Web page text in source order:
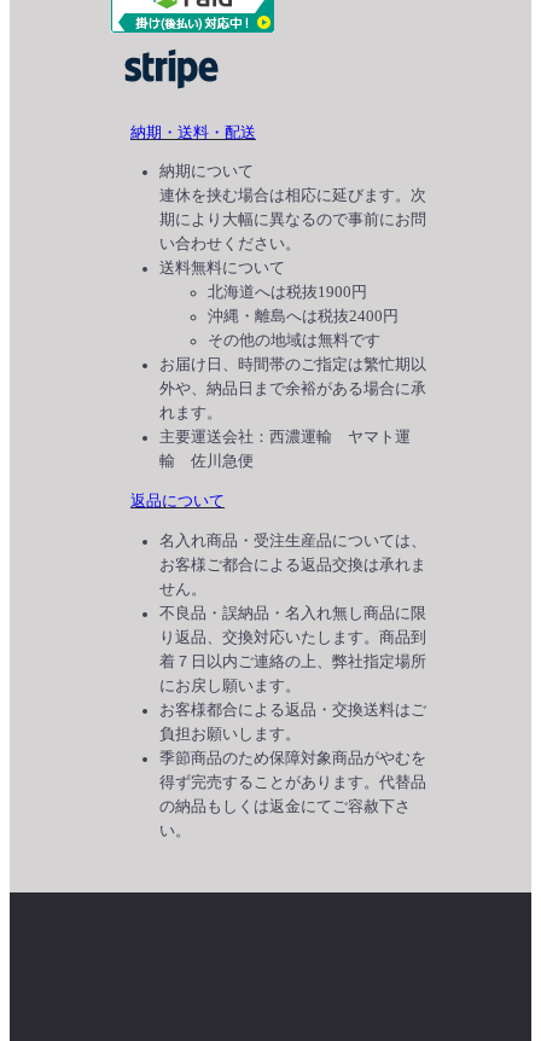
納期・送料・配送
納期について
連休を挟む場合は相応に延びます。次
期により大幅に異なるので事前にお問
い合わせください。
送料無料について
北海道へは税抜1900円
沖縄・離島へは税抜2400円
その他の地域は無料です
お届け日、時間帯のご指定は繁忙期以
外や、納品日まで余裕がある場合に承
れます。
主要運送会社：西濃運輸 ヤマト運
輸 佐川急便
返品について
名入れ商品・受注生産品については、
お客様ご都合による返品交換は承れま
せん。
不良品・誤納品・名入れ無し商品に限
り返品、交換対応いたします。商品到
着７日以内ご連絡の上、弊社指定場所
にお戻し願います。
お客様都合による返品・交換送料はご
負担お願いします。
季節商品のため保障対象商品がやむを
得ず完売することがあります。代替品
の納品もしくは返金にてご容赦下さ
い。